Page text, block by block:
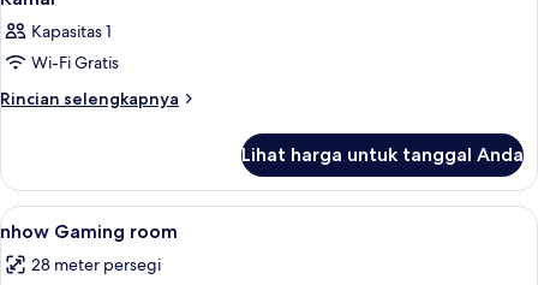
Kapasitas 1
Wi-Fi Gratis
Rincian selengkapnya
Rincian
Kamar
Lihat harga untuk tanggal Anda
Lihat
semua
foto
Seprai premium, minibar, brankas,
2
nhow Gaming room
28 meter persegi